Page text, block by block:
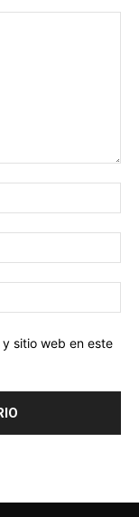
sitio web en este